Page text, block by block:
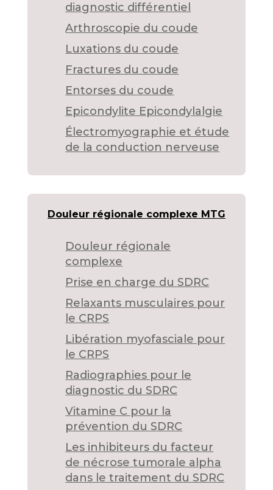
diagnostic différentiel
Arthroscopie du coude
Luxations du coude
Fractures du coude
Entorses du coude
Epicondylite Epicondylalgie
Électromyographie et étude
de la conduction nerveuse
Douleur régionale complexe MTG
Douleur régionale
complexe
Prise en charge du SDRC
Relaxants musculaires pour
le CRPS
Libération myofasciale pour
le CRPS
Radiographies pour le
diagnostic du SDRC
Vitamine C pour la
prévention du SDRC
Les inhibiteurs du facteur
de nécrose tumorale alpha
dans le traitement du SDRC